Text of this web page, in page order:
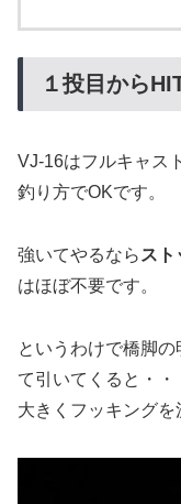
１投目から
VJ-16はフルキャス
釣り方でOKです。
強いてやるなら スト
はほぼ不要です。
というわけで橋脚
て引いてくると・
大きくフッキングを